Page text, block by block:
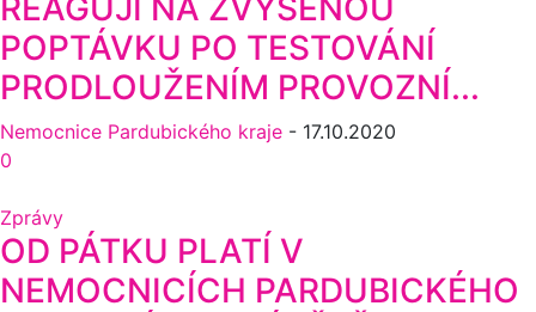
POPTÁVKU PO TESTOVÁNÍ
PRODLOUŽENÍM PROVOZNÍ...
Nemocnice Pardubického kraje - 17.10.2020
0
Zprávy
OD PÁTKU PLATÍ V
NEMOCNICÍCH PARDUBICKÉHO